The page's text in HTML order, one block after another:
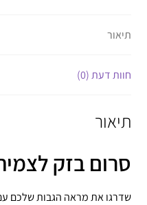
תיאור
חוות דעת (0)
תיאור
סרום בזק
שדרגו את מראה הגבות שלכם